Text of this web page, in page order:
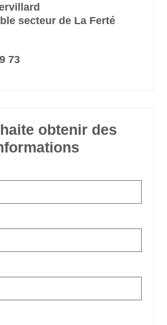
secteur de La Ferté
73
obtenir des